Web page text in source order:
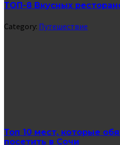
ТОП-8 Вкусных
Category: Путешествие
Топ 10 мест, которые
посетить в Сочи